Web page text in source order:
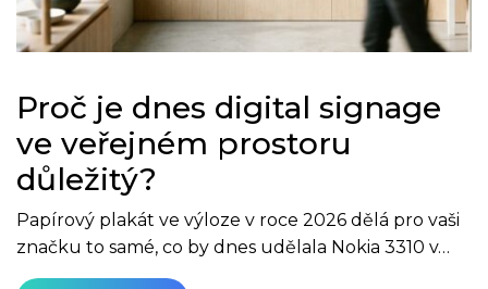
Proč je dnes digital signage
ve veřejném prostoru
důležitý?
Papírový plakát ve výloze v roce 2026 dělá pro vaši
značku to samé, co by dnes udělala Nokia 3310 v…